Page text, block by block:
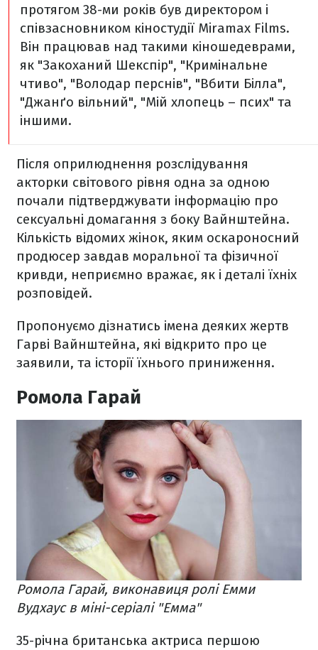
протягом 38-ми років був директором і
співзасновником кіностудії Miramax Films.
Він працював над такими кіношедеврами,
як "Закоханий Шекспір", "Кримінальне
чтиво", "Володар перснів", "Вбити Білла",
"Джанґо вільний", "Мій хлопець – псих" та
іншими.
Після оприлюднення розслідування
акторки світового рівня одна за одною
почали підтверджувати інформацію про
сексуальні домагання з боку Вайнштейна.
Кількість відомих жінок, яким оскароносний
продюсер завдав моральної та фізичної
кривди, неприємно вражає, як і деталі їхніх
розповідей.
Пропонуємо дізнатись імена деяких жертв
Гарві Вайнштейна, які відкрито про це
заявили, та історії їхнього приниження.
Ромола Гарай
Ромола Гарай, виконавиця ролі Емми
Вудхаус в міні-серіалі "Емма"
35-річна британська актриса першою